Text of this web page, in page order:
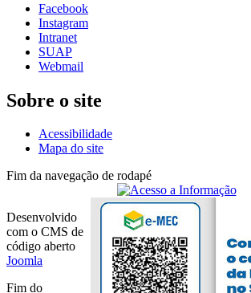
Facebook
Instagram
Intranet
SUAP
Webmail
Sobre o site
Acessibilidade
Mapa do site
Fim da navegação de rodapé
Desenvolvido
com o CMS de
código aberto
Joomla
Fim do